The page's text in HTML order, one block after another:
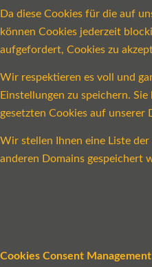
Da diese Cookies für die auf
können Cookies jederzeit
aufgefordert, Cookies zu
Wir respektieren es voll und
Einstellungen zu speichern.
gesetzten Cookies auf unserer
Wir stellen Ihnen eine Liste
anderen Domains gespeichert
Cookies Consent